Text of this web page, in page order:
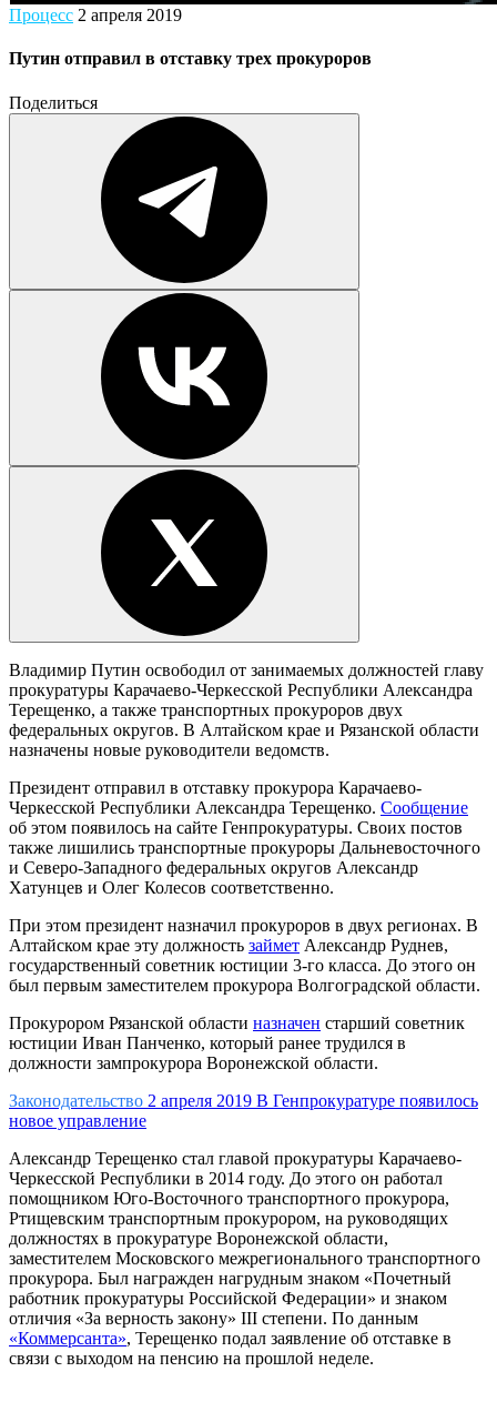
Процесс 2 апреля 2019
Путин отправил в отставку трех прокуроров
Поделиться
Владимир Путин освободил от занимаемых должностей главу
прокуратуры Карачаево-Черкесской Республики Александра
Терещенко, а также транспортных прокуроров двух
федеральных округов. В Алтайском крае и Рязанской области
назначены новые руководители ведомств.
Президент отправил в отставку прокурора Карачаево-
Черкесской Республики Александра Терещенко. Сообщение
об этом появилось на сайте Генпрокуратуры. Своих постов
также лишились транспортные прокуроры Дальневосточного
и Северо-Западного федеральных округов Александр
Хатунцев и Олег Колесов соответственно.
При этом президент назначил прокуроров в двух регионах. В
Алтайском крае эту должность займет Александр Руднев,
государственный советник юстиции 3-го класса. До этого он
был первым заместителем прокурора Волгоградской области.
Прокурором Рязанской области назначен старший советник
юстиции Иван Панченко, который ранее трудился в
должности зампрокурора Воронежской области.
Законодательство 2 апреля 2019 В Генпрокуратуре появилось
новое управление
Александр Терещенко стал главой прокуратуры Карачаево-
Черкесской Республики в 2014 году. До этого он работал
помощником Юго-Восточного транспортного прокурора,
Ртищевским транспортным прокурором, на руководящих
должностях в прокуратуре Воронежской области,
заместителем Московского межрегионального транспортного
прокурора. Был награжден нагрудным знаком «Почетный
работник прокуратуры Российской Федерации» и знаком
отличия «За верность закону» III степени. По данным
«Коммерсанта», Терещенко подал заявление об отставке в
связи с выходом на пенсию на прошлой неделе.